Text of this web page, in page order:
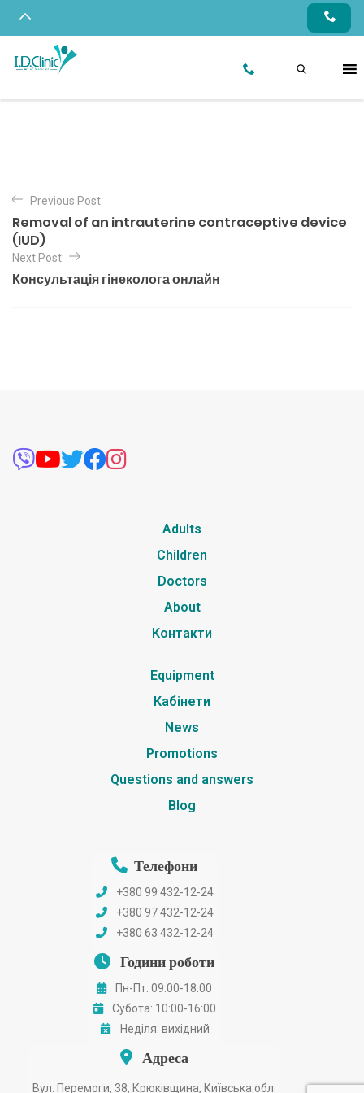
Previous Post
Removal of an intrauterine contraceptive device
(IUD)
Next Post
Консультація гінеколога онлайн
Adults
Children
Doctors
About
Контакти
Equipment
Кабінети
News
Promotions
Questions and answers
Blog
Телефони
+380 99 432-12-24
+380 97 432-12-24
+380 63 432-12-24
Години роботи
Пн-Пт: 09:00-18:00
Субота: 10:00-16:00
Неділя: вихідний
Адреса
Вул. Перемоги, 38, Крюківщина, Київська обл.